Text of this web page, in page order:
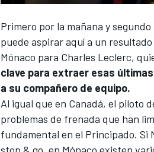
Primero por la mañana y
puede aspirar aquí a un
Mónaco para Charles Leclerc,
clave para extraer esas
a su compañero de equipo.
Al igual que en Canadá, el piloto
problemas de frenada que han
fundamental en el Principado. Si